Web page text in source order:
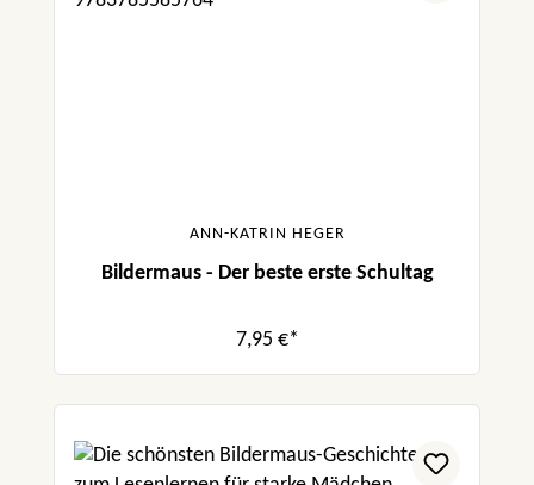
ANN-KATRIN HEGER
Bildermaus - Der beste erste Schultag
7,95 €*